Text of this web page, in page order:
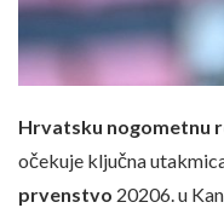
Hrvatsku nogometnu
očekuje ključna
prvenstvo 20206. u